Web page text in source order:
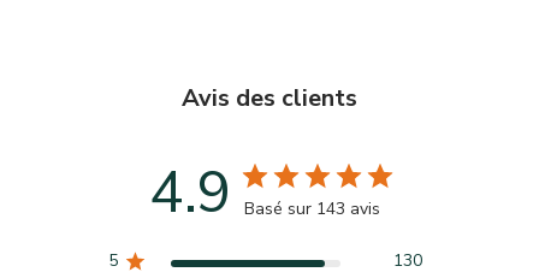
Avis des clients
4.9 Basé sur 143 avis
5
130